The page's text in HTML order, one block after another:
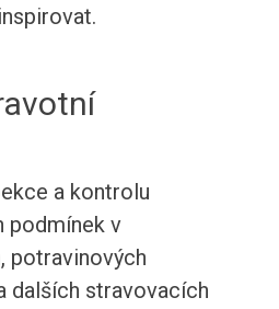
a kontrolu
podmínek v
potravinových
dalších stravovacích